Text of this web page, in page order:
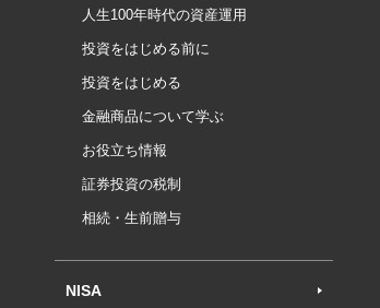
人生100年時代の資産運用
投資をはじめる前に
投資をはじめる
金融商品について学ぶ
お役立ち情報
証券投資の税制
相続・生前贈与
NISA